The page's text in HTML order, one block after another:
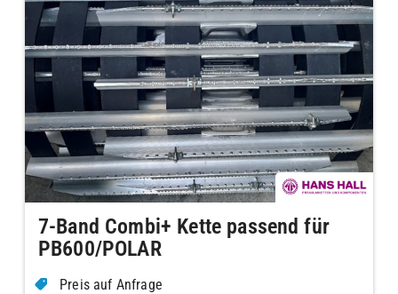
7-Band Combi+ Kette passend für
PB600/POLAR
Preis auf Anfrage